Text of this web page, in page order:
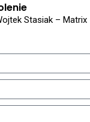
Stasiak – Matrix